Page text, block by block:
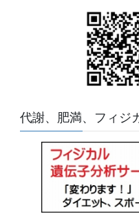
代謝、肥満、フィジ